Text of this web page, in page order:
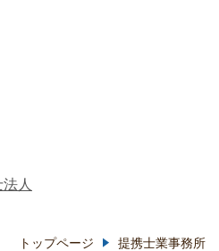
人
トップページ 提携士業事務所